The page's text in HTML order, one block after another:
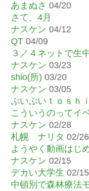
あまぬさ 04/20
さて、4月
ナスケン 04/12
QT 04/09
３／４ネットで生
ナスケン 03/23
shio(所) 03/20
ナスケン 03/05
ぷいぷいｔｏｓｈ
こういうのってイ
ナスケン 02/28
札幌 ナリタ 02/26
ようやく動画はじ
ナスケン 02/15
デカい大学生 02/15
中頓別で森林療法